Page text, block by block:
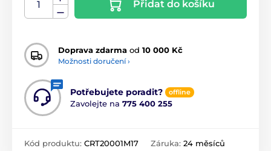
Přidat do košíku
Doprava zdarma od 10 000 Kč
Možnosti doručení ›
Potřebujete poradit? offline
Zavolejte na 775 400 255
Kód produktu: CRT20001M17 Záruka: 24 měsíců